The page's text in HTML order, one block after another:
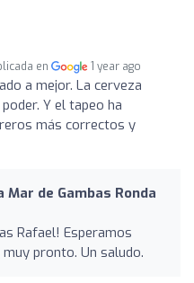
en 1 year ago
a mejor. La cerveza
Y el tapeo ha
más correctos y
Mar de Gambas Ronda
Rafael! Esperamos
pronto. Un saludo.